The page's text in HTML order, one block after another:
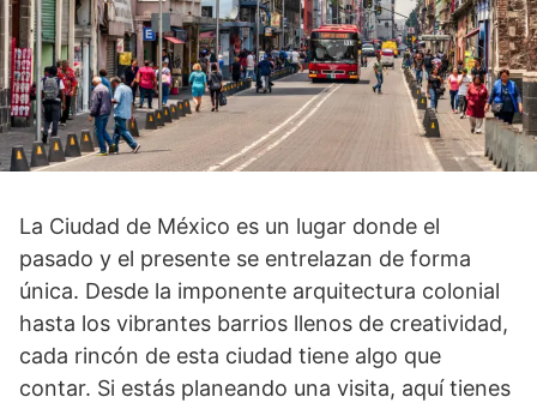
La Ciudad de México es un lugar donde el
pasado y el presente se entrelazan de forma
única. Desde la imponente arquitectura colonial
hasta los vibrantes barrios llenos de creatividad,
cada rincón de esta ciudad tiene algo que
contar. Si estás planeando una visita, aquí tienes